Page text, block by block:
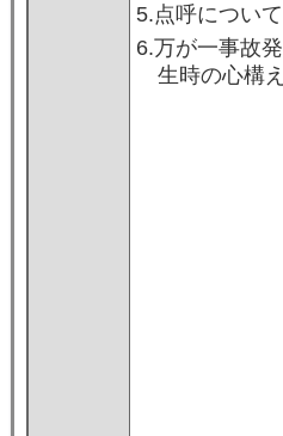
5.点呼について
6.万が一事故発
生時の心構え